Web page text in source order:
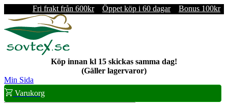
Fri frakt från 600kr Öppet köp i 60 dagar Bonus 100kr
Köp innan kl 15 skickas samma dag!
(Gäller lagervaror)
Min Sida
Varukorg